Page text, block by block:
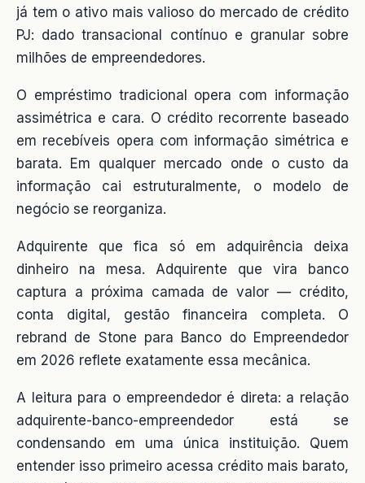
já tem o ativo mais valioso do mercado de crédito
PJ: dado transacional contínuo e granular sobre
milhões de empreendedores.
O empréstimo tradicional opera com informação
assimétrica e cara. O crédito recorrente baseado
em recebíveis opera com informação simétrica e
barata. Em qualquer mercado onde o custo da
informação cai estruturalmente, o modelo de
negócio se reorganiza.
Adquirente que fica só em adquirência deixa
dinheiro na mesa. Adquirente que vira banco
captura a próxima camada de valor — crédito,
conta digital, gestão financeira completa. O
rebrand de Stone para Banco do Empreendedor
em 2026 reflete exatamente essa mecânica.
A leitura para o empreendedor é direta: a relação
adquirente-banco-empreendedor está se
condensando em uma única instituição. Quem
entender isso primeiro acessa crédito mais barato,